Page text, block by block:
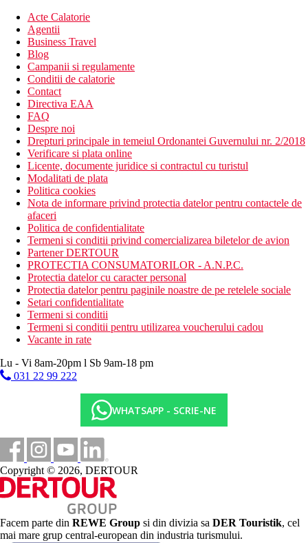
WiFi gratuit
loc de joaca
animalele de companie nu sunt acceptate
aer conditionat
Descrierea plajei
plaja cu nisip publica
Activitati sportive gratuite
piscina
Tenis de masa
animatii pentru copii si adulti (in sezonul de vara)
Activitati sportive contra cost
Inchiriere de biciclete
biliard
Dieta
All Inclusive:
Restaurantul serveste toate mesele zilei cu specific culinar
international si local
Bar
Categoria oficiala
4 stele
Site web
https://www.besthotels.es/en/destinations-and-hotels/best-da-
vinci.html
200 m
Centrul orasului
200 m
Magazine
Mare
Acte Calatorie
Agentii
Business Travel
Blog
Campanii si regulamente
Conditii de calatorie
Contact
Directiva EAA
FAQ
Despre noi
Drepturi principale in temeiul Ordonantei Guvernului nr. 2/2018
Verificare si plata online
Licente, documente juridice si contractul cu turistul
Modalitati de plata
Politica cookies
Nota de informare privind protectia datelor pentru contactele de
afaceri
Politica de confidentialitate
Termeni si conditii privind comercializarea biletelor de avion
Partener DERTOUR
PROTECTIA CONSUMATORILOR - A.N.P.C.
Protectia datelor cu caracter personal
Protectia datelor pentru paginile noastre de pe retelele sociale
Setari confidentialitate
Termeni si conditii
Termeni si conditii pentru utilizarea voucherului cadou
Vacante in rate
Lu - Vi 8am-20pm l Sb 9am-18 pm
031 22 99 222
WHATSAPP - SCRIE-NE
Copyright © 2026, DERTOUR
Facem parte din REWE Group si din divizia sa DER Touristik, cel
mai mare grup central-european din industria turismului.